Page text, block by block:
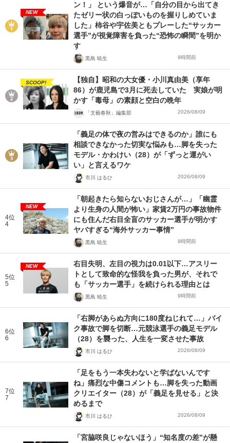
NEW
ン！」 という爆音が…「自分の目から出てき
たゼリー状の白っぽいものを握りしめていま
した」柿谷や宇佐美ともプレーした“サッカー
選手”が視覚障害を負った“恐怖の瞬間”を明か
す
黒島 暁生 9時間前
SCOOP!
【独自】昭和の大女優・小川真由美（享年
86）が鹿児島で3月に死去していた 実娘が明
かす「毒母」の素顔と空白の晩年
「文藝春秋」編集部 2026/08/09
「義足の体で夜の営みはできるのか」誰にも
相談できなかった切実な悩みも…脚を失った
モデル・かわけい（28）が「ずっと運がい
い」と言えるワケ
市川 はるひ 2026/08/09
4位
4
NEW
「朝起きたら知らないおじさんが…」「幽霊
より生身の人間が怖い」家賃2万円の事故物件
にも住んだ右目全盲のサッカー選手が明かす
ヤバすぎる“海外サッカー事情”
黒島 暁生 9時間前
5位
5
NEW
右目失明、左目の視力は0.01以下…アスリー
トとして致命的な怪我を負った男が、それで
も「サッカー選手」を続けられる理由とは
黒島 暁生 9時間前
6位
6
「右脚があらぬ方向に180度ねじれて…」バイ
ク事故で脚を切断…元競泳選手の義足モデル
（28）を襲った、人生を一変させた事故
市川 はるひ 2026/08/09
7位
7
「足をもう一本失わないと学ばないんです
ね」痛烈な中傷コメントも…脚を失った動画
クリエイター（28）が「義足を見せる」と決
めるまで
市川 はるひ 2026/08/09
「宮脇咲良じゃないほう」“知名度の差”が懸